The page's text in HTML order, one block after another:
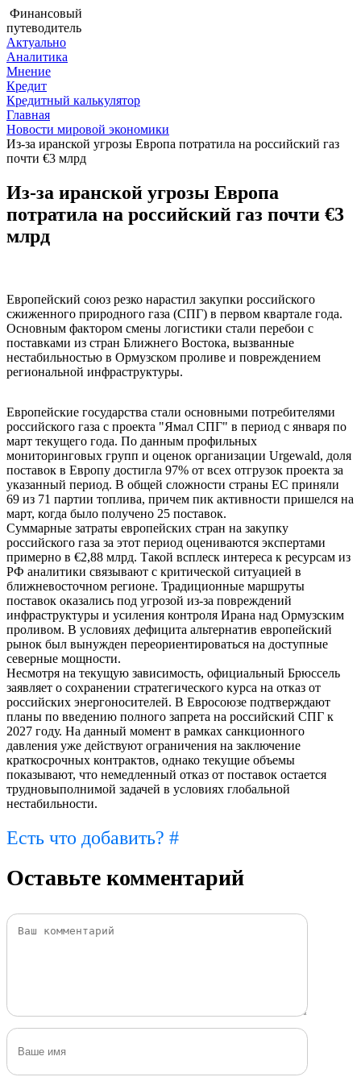
Финансовый
путеводитель
Актуально
Аналитика
Мнение
Кредит
Кредитный калькулятор
Главная
Новости мировой экономики
Из-за иранской угрозы Европа потратила на российский газ
почти €3 млрд
Из-за иранской угрозы Европа
потратила на российский газ почти €3
млрд
Европейский союз резко нарастил закупки российского
сжиженного природного газа (СПГ) в первом квартале года.
Основным фактором смены логистики стали перебои с
поставками из стран Ближнего Востока, вызванные
нестабильностью в Ормузском проливе и повреждением
региональной инфраструктуры.
Европейские государства стали основными потребителями
российского газа с проекта "Ямал СПГ" в период с января по
март текущего года. По данным профильных
мониторинговых групп и оценок организации Urgewald, доля
поставок в Европу достигла 97% от всех отгрузок проекта за
указанный период. В общей сложности страны ЕС приняли
69 из 71 партии топлива, причем пик активности пришелся на
март, когда было получено 25 поставок.
Суммарные затраты европейских стран на закупку
российского газа за этот период оцениваются экспертами
примерно в €2,88 млрд. Такой всплеск интереса к ресурсам из
РФ аналитики связывают с критической ситуацией в
ближневосточном регионе. Традиционные маршруты
поставок оказались под угрозой из-за повреждений
инфраструктуры и усиления контроля Ирана над Ормузским
проливом. В условиях дефицита альтернатив европейский
рынок был вынужден переориентироваться на доступные
северные мощности.
Несмотря на текущую зависимость, официальный Брюссель
заявляет о сохранении стратегического курса на отказ от
российских энергоносителей. В Евросоюзе подтверждают
планы по введению полного запрета на российский СПГ к
2027 году. На данный момент в рамках санкционного
давления уже действуют ограничения на заключение
краткосрочных контрактов, однако текущие объемы
показывают, что немедленный отказ от поставок остается
трудновыполнимой задачей в условиях глобальной
нестабильности.
Есть что добавить? #
Оставьте комментарий